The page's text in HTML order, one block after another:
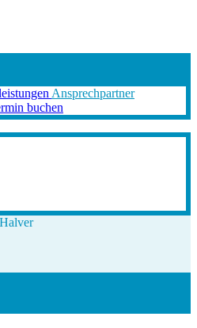
Ansprechpartner
buchen